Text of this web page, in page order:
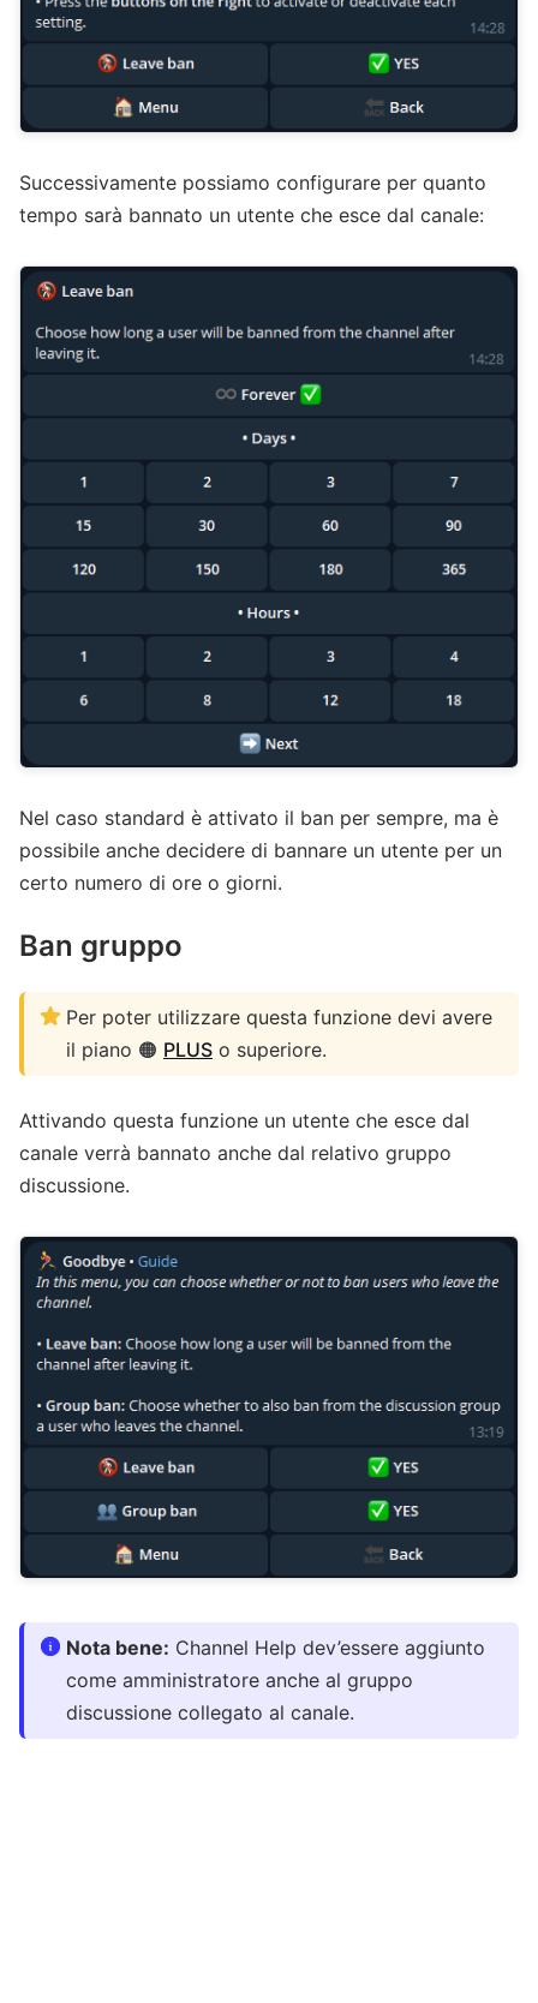
Successivamente possiamo configurare per quanto
tempo sarà bannato un utente che esce dal canale:
Nel caso standard è attivato il ban per sempre, ma è
possibile anche decidere di bannare un utente per un
certo numero di ore o giorni.
Ban gruppo
Per poter utilizzare questa funzione devi avere
il piano 🟠 PLUS o superiore.
Attivando questa funzione un utente che esce dal
canale verrà bannato anche dal relativo gruppo
discussione.
Nota bene: Channel Help dev’essere aggiunto
come amministratore anche al gruppo
discussione collegato al canale.